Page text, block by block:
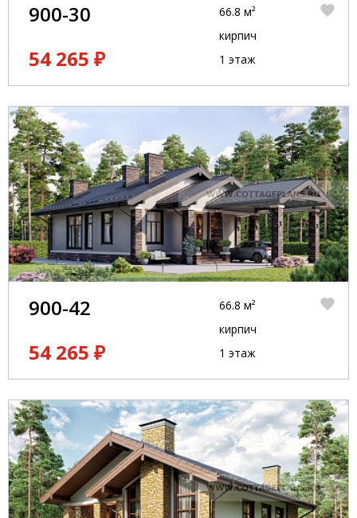
900-30
54 265 ₽
66.8 м²
кирпич
1 этаж
900-42
54 265 ₽
66.8 м²
кирпич
1 этаж